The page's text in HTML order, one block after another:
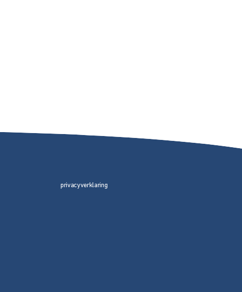
privacyverklaring